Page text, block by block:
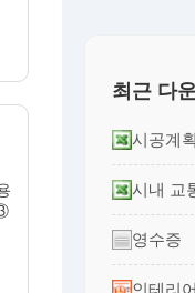
최근 다
시공계
시내 교
영수증
인테리